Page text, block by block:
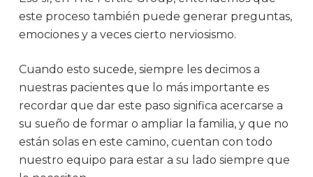
este proceso también puede generar preguntas,
emociones y a veces cierto nerviosismo.
Cuando esto sucede, siempre les decimos a
nuestras pacientes que lo más importante es
recordar que dar este paso significa acercarse a
su sueño de formar o ampliar la familia, y que no
están solas en este camino, cuentan con todo
nuestro equipo para estar a su lado siempre que